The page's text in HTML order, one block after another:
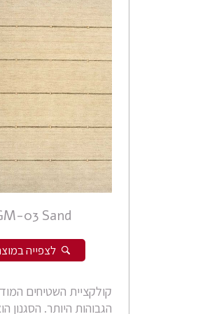
03 Sand
לצפייה
הגבוהות היותר. הסגנון